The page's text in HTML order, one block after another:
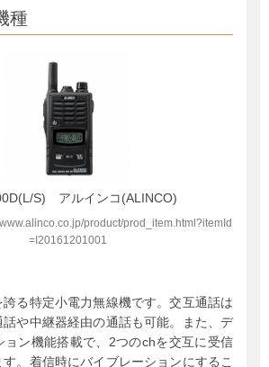
種
S) アルインコ(ALINCO)
product/prod_item.html?itemId
=I20161201001
る特定小電力無線機です。交互通話は
話や中継器経由の通話も可能。また、デ
ョン機能搭載で、2つのchを交互に受信
。着信時にバイブレーションにするこ